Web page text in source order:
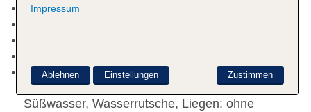
Letzte Komplettrenovierung: 2025
Infinitypool „WET DECK“: saisonabhängig;
wetterabhängig, ohne Gebühr, Outdoor,
Süßwasser, Wasserrutsche, Liegen: ohne
Impressum
Zustimmen
Ablehnen Einstellungen